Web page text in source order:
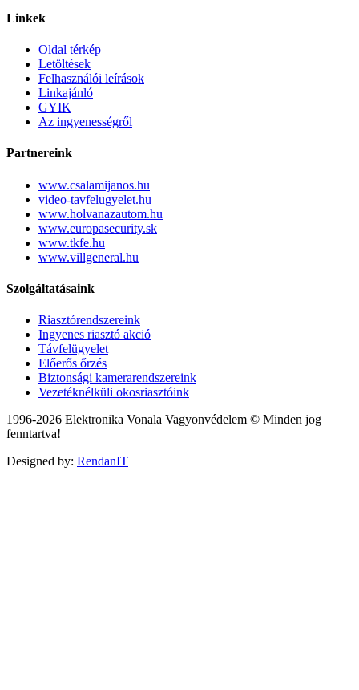
Linkek
Oldal térkép
Letöltések
Felhasználói leírások
Linkajánló
GYIK
Az ingyenességről
Partnereink
www.csalamijanos.hu
video-tavfelugyelet.hu
www.holvanazautom.hu
www.europasecurity.sk
www.tkfe.hu
www.villgeneral.hu
Szolgáltatásaink
Riasztórendszereink
Ingyenes riasztó akció
Távfelügyelet
Előerős őrzés
Biztonsági kamerarendszereink
Vezetéknélküli okosriasztóink
1996-2026 Elektronika Vonala Vagyonvédelem © Minden jog
fenntartva!
Designed by: RendanIT